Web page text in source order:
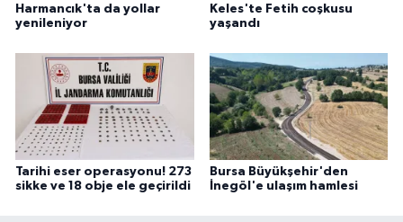
Harmancık'ta da yollar
yenileniyor
Keles'te Fetih coşkusu
yaşandı
Tarihi eser operasyonu! 273
sikke ve 18 obje ele geçirildi
Bursa Büyükşehir'den
İnegöl'e ulaşım hamlesi